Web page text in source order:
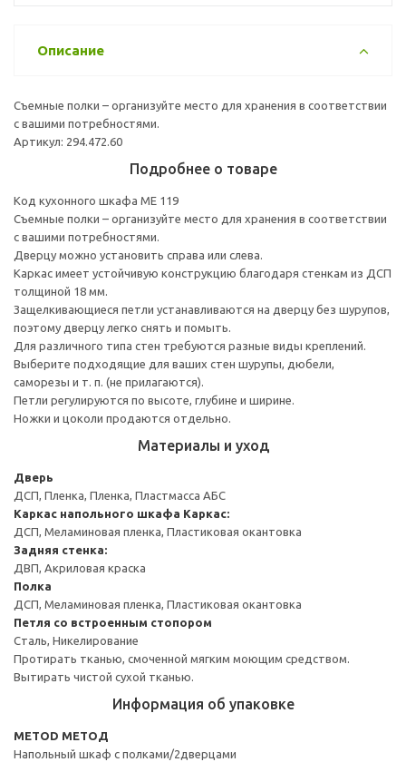
Описание
Съемные полки – организуйте место для хранения в соответствии
с вашими потребностями.
Артикул: 294.472.60
Подробнее о товаре
Код кухонного шкафа ME 119
Съемные полки – организуйте место для хранения в соответствии
с вашими потребностями.
Дверцу можно установить справа или слева.
Каркас имеет устойчивую конструкцию благодаря стенкам из ДСП
толщиной 18 мм.
Защелкивающиеся петли устанавливаются на дверцу без шурупов,
поэтому дверцу легко снять и помыть.
Для различного типа стен требуются разные виды креплений.
Выберите подходящие для ваших стен шурупы, дюбели,
саморезы и т. п. (не прилагаются).
Петли регулируются по высоте, глубине и ширине.
Ножки и цоколи продаются отдельно.
Материалы и уход
Дверь
ДСП, Пленка, Пленка, Пластмасса АБС
Каркас напольного шкафа Каркас:
ДСП, Меламиновая пленка, Пластиковая окантовка
Задняя стенка:
ДВП, Акриловая краска
Полка
ДСП, Меламиновая пленка, Пластиковая окантовка
Петля со встроенным стопором
Сталь, Никелирование
Протирать тканью, смоченной мягким моющим средством.
Вытирать чистой сухой тканью.
Информация об упаковке
METOD МЕТОД
Напольный шкаф с полками/2дверцами